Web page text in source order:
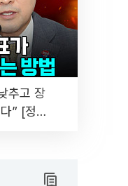
추고 장
” [정치